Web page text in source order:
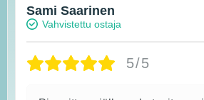
Sami Saarinen
Vahvistettu ostaja
5/5